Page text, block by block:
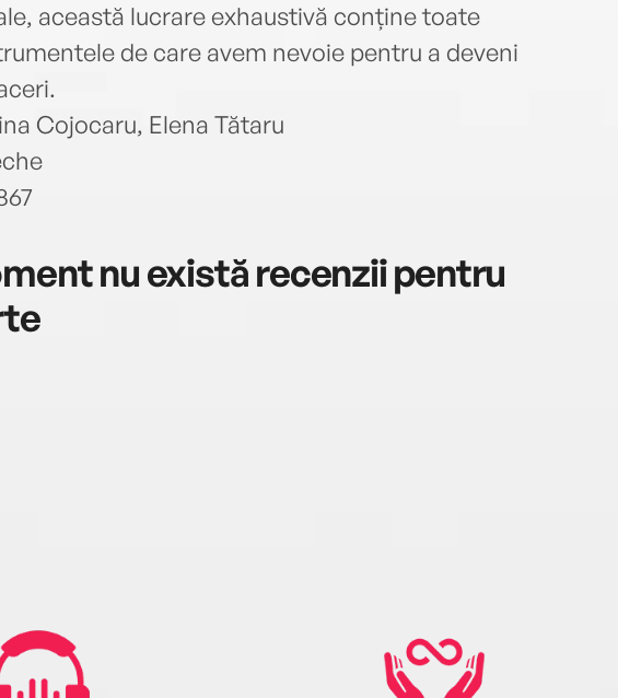
această lucrare exhaustivă conține toate
de care avem nevoie pentru a deveni
Cojocaru, Elena Tătaru
nu există recenzii pentru